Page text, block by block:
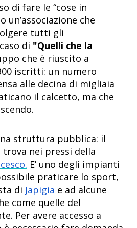
di fare le “cose in
un’associazione che
tutti gli
di "Quelli che la
che è riuscito a
iscritti: un numero
alle decina di migliaia
il calcetto, ma che
struttura pubblica: il
trova nei pressi della
E’ uno degli impianti
praticare lo sport,
di Japigia e ad alcune
come quelle del
Per avere accesso a